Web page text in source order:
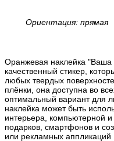
Ориентация: прямая
Оранжевая наклейка "Ваша
качественный стикер,
любых твердых
плёнки, она доступна во
оптимальный вариант для
наклейка может быть
интерьера, компьютерной и
подарков, смартфонов и
или рекламных аппликаций